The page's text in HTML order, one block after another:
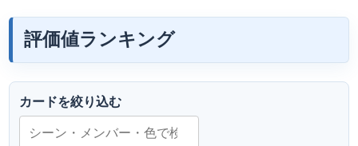
評価値ランキング
カードを絞り込む